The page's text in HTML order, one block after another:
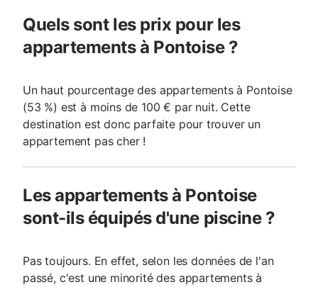
Quels sont les prix pour les
appartements à Pontoise ?
Un haut pourcentage des appartements à Pontoise
(53 %) est à moins de 100 € par nuit. Cette
destination est donc parfaite pour trouver un
appartement pas cher !
Les appartements à Pontoise
sont-ils équipés d'une piscine ?
Pas toujours. En effet, selon les données de l'an
passé, c'est une minorité des appartements à